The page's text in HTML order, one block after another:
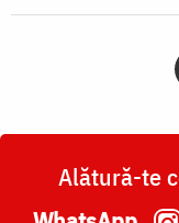
Alătură-te